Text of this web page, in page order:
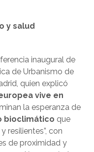
y salud
inaugural de
de Urbanismo de
quien explicó
vive en
la esperanza de
bioclimático que
resilientes”, con
de proximidad y